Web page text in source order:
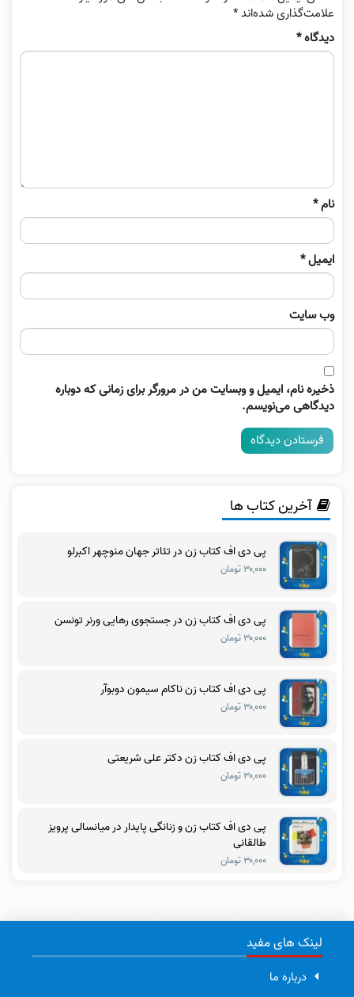
علامت‌گذاری شده‌اند*
دیدگاه*
نام*
ایمیل*
وب‌ سایت
ذخیره نام، ایمیل و وبسایت من در مرورگر برای زمانی که دوباره
دیدگاهی می‌نویسم.
آخرین کتاب ها
پی دی اف کتاب زن در تئاتر جهان منوچهر اکبرلو
۳۰,۰۰۰ تومان
پی دی اف کتاب زن در جستجوی رهایی ورنر تونسن
۳۰,۰۰۰ تومان
پی دی اف کتاب زن ناکام سیمون دوبوآر
۳۰,۰۰۰ تومان
پی دی اف کتاب زن دکتر علی شریعتی
۳۰,۰۰۰ تومان
پی دی اف کتاب زن و زنانگی پایدار در میانسالی پرویز
طالقانی
۳۰,۰۰۰ تومان
لینک های مفید
درباره ما